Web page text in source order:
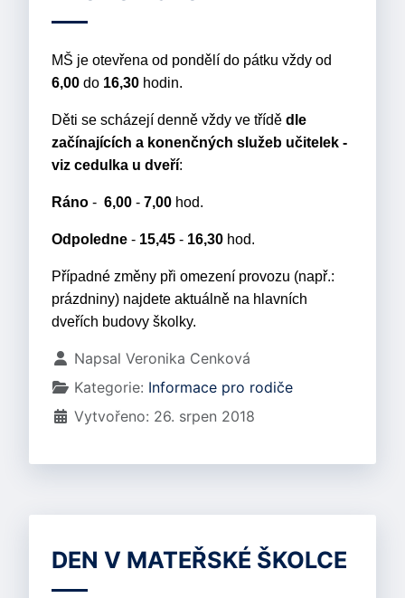
MŠ je otevřena od pondělí do pátku vždy od
6,00 do 16,30 hodin.
Děti se scházejí denně vždy ve třídě dle
začínajících a konenčných služeb učitelek -
viz cedulka u dveří:
Ráno - 6,00 - 7,00 hod.
Odpoledne - 15,45 - 16,30 hod.
Případné změny při omezení provozu (např.:
prázdniny) najdete aktuálně na hlavních
dveřích budovy školky.
Základní údaje
Napsal Veronika Cenková
Kategorie: Informace pro rodiče
Vytvořeno: 26. srpen 2018
DEN V MATEŘSKÉ ŠKOLCE